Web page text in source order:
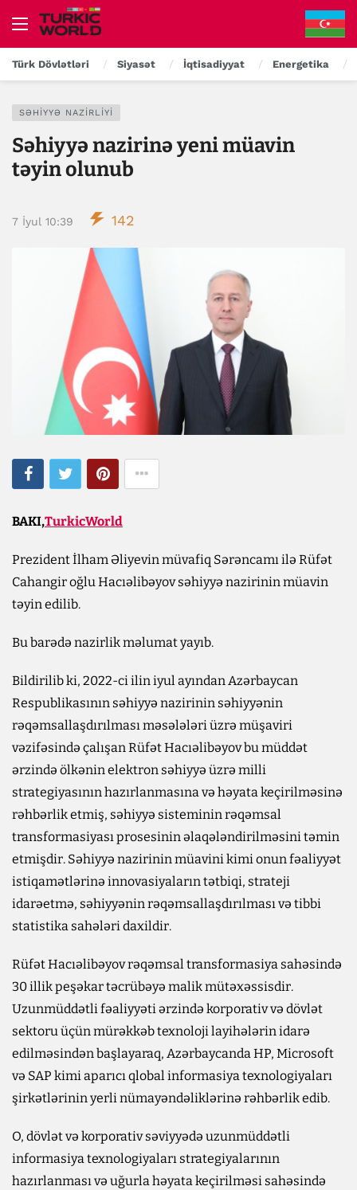
Türk Dövlətləri Siyasət İqtisadiyyat Energetika
SƏHIYYƏ NAZIRLIYI
Səhiyyə nazirinə yeni müavin
təyin olunub
7 İyul 10:39 142
BAKI,TurkicWorld
Prezident İlham Əliyevin müvafiq Sərəncamı ilə Rüfət
Cahangir oğlu Hacıəlibəyov səhiyyə nazirinin müavin
təyin edilib.
Bu barədə nazirlik məlumat yayıb.
Bildirilib ki, 2022-ci ilin iyul ayından Azərbaycan
Respublikasının səhiyyə nazirinin səhiyyənin
rəqəmsallaşdırılması məsələləri üzrə müşaviri
vəzifəsində çalışan Rüfət Hacıəlibəyov bu müddət
ərzində ölkənin elektron səhiyyə üzrə milli
strategiyasının hazırlanmasına və həyata keçirilməsinə
rəhbərlik etmiş, səhiyyə sisteminin rəqəmsal
transformasiyası prosesinin əlaqələndirilməsini təmin
etmişdir. Səhiyyə nazirinin müavini kimi onun fəaliyyət
istiqamətlərinə innovasiyaların tətbiqi, strateji
idarəetmə, səhiyyənin rəqəmsallaşdırılması və tibbi
statistika sahələri daxildir.
Rüfət Hacıəlibəyov rəqəmsal transformasiya sahəsində
30 illik peşəkar təcrübəyə malik mütəxəssisdir.
Uzunmüddətli fəaliyyəti ərzində korporativ və dövlət
sektoru üçün mürəkkəb texnoloji layihələrin idarə
edilməsindən başlayaraq, Azərbaycanda HP, Microsoft
və SAP kimi aparıcı qlobal informasiya texnologiyaları
şirkətlərinin yerli nümayəndəliklərinə rəhbərlik edib.
O, dövlət və korporativ səviyyədə uzunmüddətli
informasiya texnologiyaları strategiyalarının
hazırlanması və uğurla həyata keçirilməsi sahəsində